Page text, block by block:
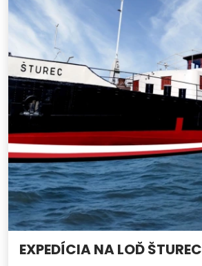
EXPEDÍCIA NA LOĎ ŠTUREC